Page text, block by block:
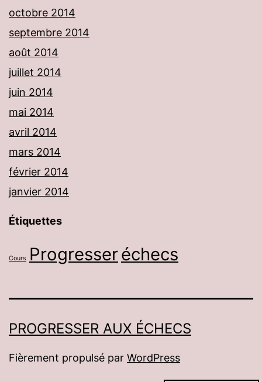
octobre 2014
septembre 2014
août 2014
juillet 2014
juin 2014
mai 2014
avril 2014
mars 2014
février 2014
janvier 2014
Étiquettes
Cours Progresseréchecs
PROGRESSER AUX ÉCHECS
Fièrement propulsé par WordPress